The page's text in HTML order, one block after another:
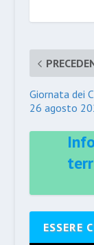
Giornata dei
26 agosto
ESSERE